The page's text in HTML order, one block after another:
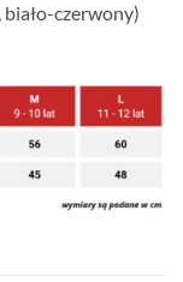
czerwony)